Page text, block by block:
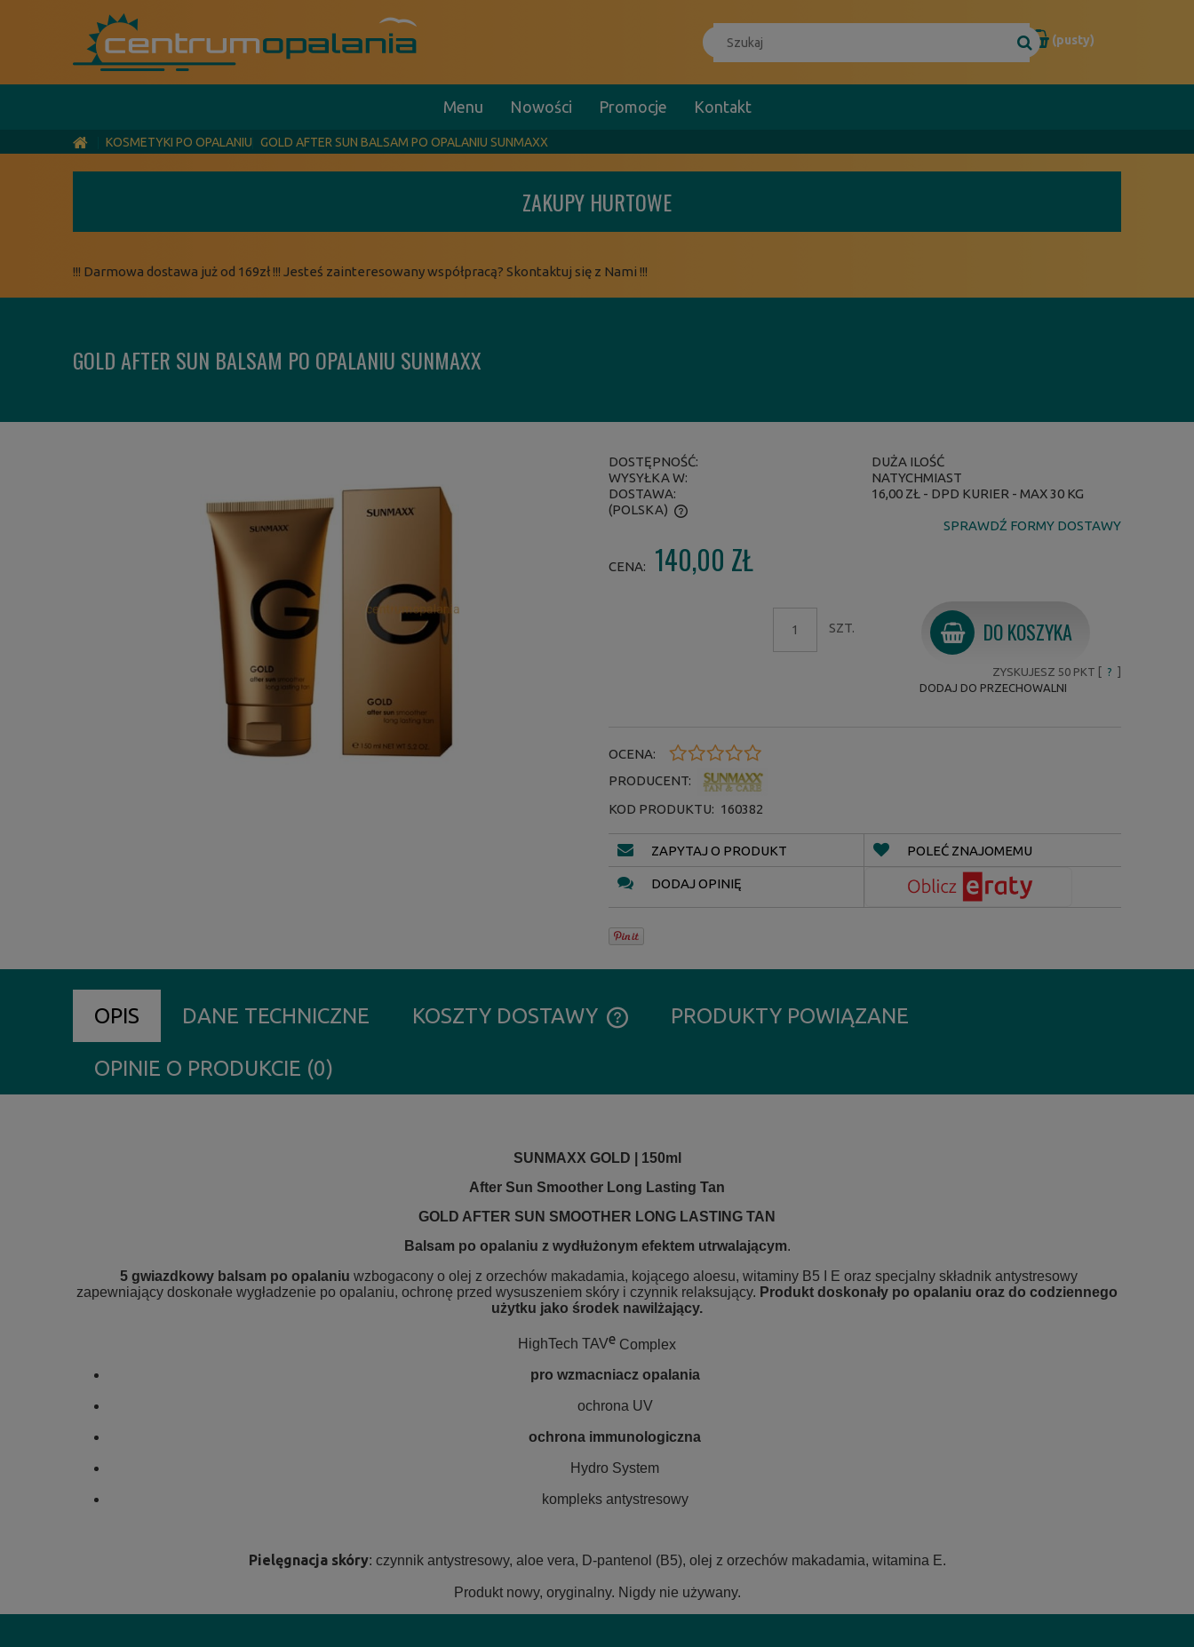
(pusty)
Menu Nowości Promocje Kontakt
KOSMETYKI PO OPALANIU GOLD AFTER SUN BALSAM PO OPALANIU SUNMAXX
ZAKUPY HURTOWE
!!! Darmowa dostawa już od 169zł !!! Jesteś zainteresowany współpracą? Skontaktuj się z Nami !!!
GOLD AFTER SUN BALSAM PO OPALANIU SUNMAXX
DOSTĘPNOŚĆ:
DUŻA ILOŚĆ
WYSYŁKA W:
NATYCHMIAST
DOSTAWA:
16,00 ZŁ - DPD KURIER - MAX 30 KG
(POLSKA)
SPRAWDŹ FORMY DOSTAWY
CENA: 140,00 ZŁ
SZT. DO KOSZYKA
ZYSKUJESZ 50PKT [ ?
DODAJ DO PRZECHOWALNI
OCENA:
PRODUCENT:
KOD PRODUKTU: 160382
ZAPYTAJ O PRODUKT POLEĆ ZNAJOMEMU
DODAJ OPINIĘ
OPIS DANE TECHNICZNE KOSZTY DOSTAWY PRODUKTY POWIĄZANE
OPINIE O PRODUKCIE (0)
SUNMAXX GOLD | 150ml
After Sun Smoother Long Lasting Tan
GOLD AFTER SUN SMOOTHER LONG LASTING TAN
Balsam po opalaniu z wydłużonym efektem utrwalającym.
5 gwiazdkowy balsam po opalaniu wzbogacony o olej z orzechów makadamia, kojącego aloesu, witaminy B5 I E oraz specjalny składnik antystresowy
zapewniający doskonałe wygładzenie po opalaniu, ochronę przed wysuszeniem skóry i czynnik relaksujący. Produkt doskonały po opalaniu oraz do codziennego
użytku jako środek nawilżający.
HighTech TAVeComplex
pro wzmacniacz opalania
ochrona UV
ochrona immunologiczna
Hydro System
kompleks antystresowy
Pielęgnacja skóry: czynnik antystresowy, aloe vera, D-pantenol (B5), olej z orzechów makadamia, witamina E.
Produkt nowy, oryginalny. Nigdy nie używany.